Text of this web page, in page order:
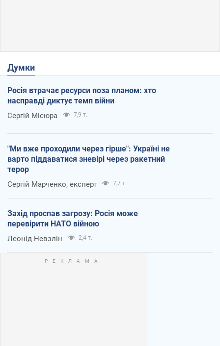
Думки
Росія втрачає ресурси поза планом: хто
насправді диктує темп війни
Сергій Місюра 7,9 т.
"Ми вже проходили через гірше": Україні не
варто піддаватися зневірі через ракетний
терор
Сергій Марченко, експерт 7,7 т.
Захід проспав загрозу: Росія може
перевірити НАТО війною
Леонід Невзлін 2,4 т.